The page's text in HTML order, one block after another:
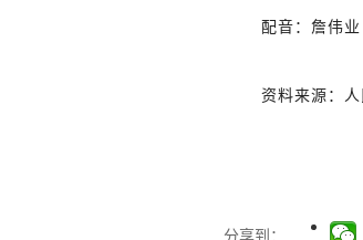
配音：詹伟业
资料来源：
分享到：